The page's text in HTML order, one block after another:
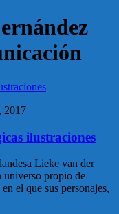
2017
ilustraciones
Lieke van der
universo propio de
el que sus personajes,